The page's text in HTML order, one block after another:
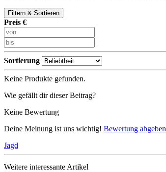
Filtern & Sortieren
Preis €
Sortierung
Keine Produkte gefunden.
Wie gefällt dir dieser Beitrag?
Keine Bewertung
Deine Meinung ist uns wichtig! Bewertung abgeben
Jagd
Weitere interessante Artikel